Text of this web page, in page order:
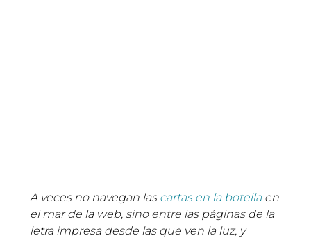
A veces no navegan las cartas en la botellaen
el mar de la web, sino entre las páginas de la
letra impresa desde las que ven la luz, y